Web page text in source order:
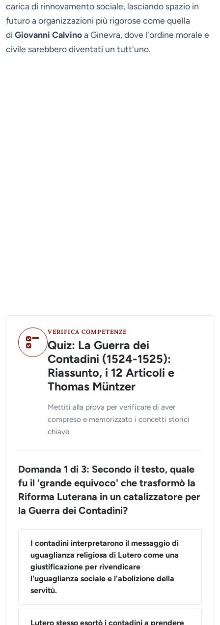
carica di rinnovamento sociale, lasciando spazio in
futuro a organizzazioni più rigorose come quella
di Giovanni Calvinoa Ginevra, dove l'ordine morale e
civile sarebbero diventati un tutt'uno.
VERIFICA COMPETENZE
Quiz: La Guerra dei
Contadini (1524-1525):
Riassunto, i 12 Articoli e
Thomas Müntzer
Mettiti alla prova per verificare di aver
compreso e memorizzato i concetti storici
chiave.
Domanda 1 di 3: Secondo il testo, quale
fu il 'grande equivoco' che trasformò la
Riforma Luterana in un catalizzatore per
la Guerra dei Contadini?
I contadini interpretarono il messaggio di
uguaglianza religiosa di Lutero come una
giustificazione per rivendicare
l'uguaglianza sociale e l'abolizione della
servitù.
Lutero stesso esortò i contadini a prendere